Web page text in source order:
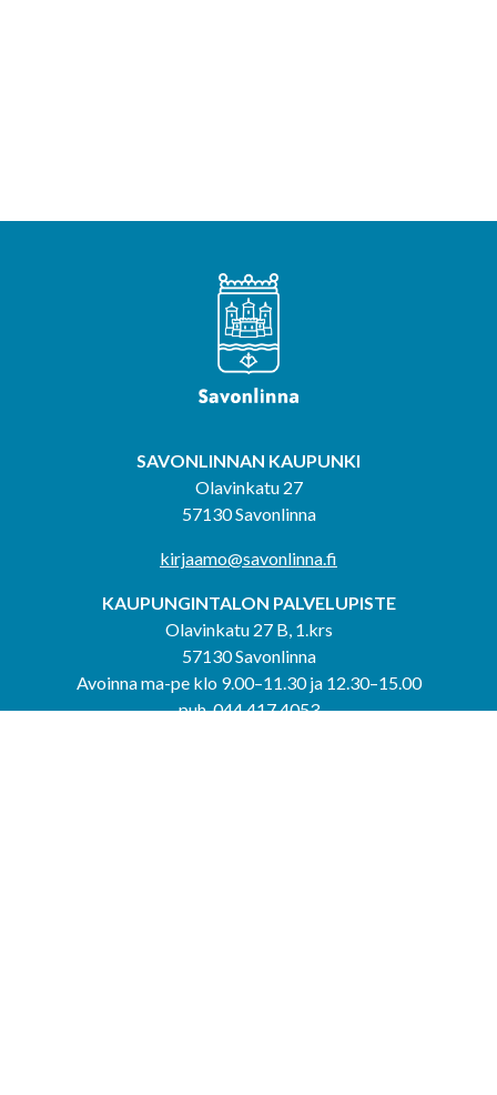
SAVONLINNAN KAUPUNKI
Olavinkatu 27
57130 Savonlinna
kirjaamo@savonlinna.fi
KAUPUNGINTALON PALVELUPISTE
Olavinkatu 27 B, 1.krs
57130 Savonlinna
Avoinna ma-pe klo 9.00–11.30 ja 12.30–15.00
puh. 044 417 4053